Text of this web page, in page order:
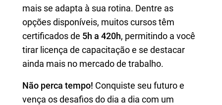
mais se adapta à sua rotina. Dentre as
opções disponíveis, muitos cursos têm
certificados de 5h a 420h, permitindo a você
tirar licença de capacitação e se destacar
ainda mais no mercado de trabalho.
Não perca tempo! Conquiste seu futuro e
vença os desafios do dia a dia com um